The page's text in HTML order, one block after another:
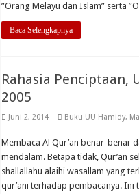
”Orang Melayu dan Islam” serta
Baca Selengkapnya
Rahasia Penciptaan,
2005
Juni 2, 2014 Buku UU Hamidy,
Membaca Al Qur’an benar-benar
mendalam. Betapa tidak, Qur’an
shallallahu alaihi wasallam yang
qur’ani terhadap pembacanya. Ini